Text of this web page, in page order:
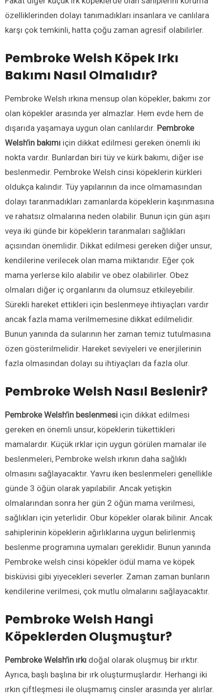
özelliklerinden dolayı tanımadıkları insanlara ve canlılara
karşı çok temkinli, hatta çoğu zaman agresif olabilirler.
Pembroke Welsh Köpek Irkı
Bakımı Nasıl Olmalıdır?
Pembroke Welsh ırkına mensup olan köpekler, bakımı zor
olan köpekler arasında yer almazlar. Hem evde hem de
dışarıda yaşamaya uygun olan canlılardır. Pembroke
Welsh’in bakımı için dikkat edilmesi gereken önemli iki
nokta vardır. Bunlardan biri tüy ve kürk bakımı, diğer ise
beslenmedir. Pembroke Welsh cinsi köpeklerin kürkleri
oldukça kalındır. Tüy yapılarının da ince olmamasından
dolayı taranmadıkları zamanlarda köpeklerin kaşınmasına
ve rahatsız olmalarına neden olabilir. Bunun için gün aşırı
veya iki günde bir köpeklerin taranmaları sağlıkları
açısından önemlidir. Dikkat edilmesi gereken diğer unsur,
kendilerine verilecek olan mama miktarıdır. Eğer çok
mama yerlerse kilo alabilir ve obez olabilirler. Obez
olmaları diğer iç organlarını da olumsuz etkileyebilir.
Sürekli hareket ettikleri için beslenmeye ihtiyaçları vardır
ancak fazla mama verilmemesine dikkat edilmelidir.
Bunun yanında da sularının her zaman temiz tutulmasına
özen gösterilmelidir. Hareket seviyeleri ve enerjilerinin
fazla olmasından dolayı su ihtiyaçları da fazla olur.
Pembroke Welsh Nasıl Beslenir?
Pembroke Welsh’in beslenmesi için dikkat edilmesi
gereken en önemli unsur, köpeklerin tükettikleri
mamalardır. Küçük ırklar için uygun görülen mamalar ile
beslenmeleri, Pembroke welsh ırkının daha sağlıklı
olmasını sağlayacaktır. Yavru iken beslenmeleri genellikle
günde 3 öğün olarak yapılabilir. Ancak yetişkin
olmalarından sonra her gün 2 öğün mama verilmesi,
sağlıkları için yeterlidir. Obur köpekler olarak bilinir. Ancak
sahiplerinin köpeklerin ağırlıklarına uygun belirlenmiş
beslenme programına uymaları gereklidir. Bunun yanında
Pembroke welsh cinsi köpekler ödül mama ve köpek
bisküvisi gibi yiyecekleri severler. Zaman zaman bunların
kendilerine verilmesi, çok mutlu olmalarını sağlayacaktır.
Pembroke Welsh Hangi
Köpeklerden Oluşmuştur?
Pembroke Welsh’in ırkı doğal olarak oluşmuş bir ırktır.
Ayrıca, başlı başlına bir ırk oluşturmuşlardır. Herhangi iki
ırkın çiftleşmesi ile oluşmamış cinsler arasında yer alırlar.